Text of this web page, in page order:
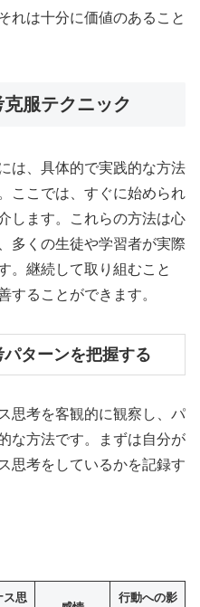
れは十分に価値のあること
服テクニック
は、具体的で実践的な方法
ここでは、すぐに始められ
します。これらの方法は心
多くの生徒や学習者が実際
。継続して取り組むこと
することができます。
ターンを把握する
思考を客観的に観察し、パ
な方法です。まずは自分が
思考をしているかを記録す
ス思
行動への影